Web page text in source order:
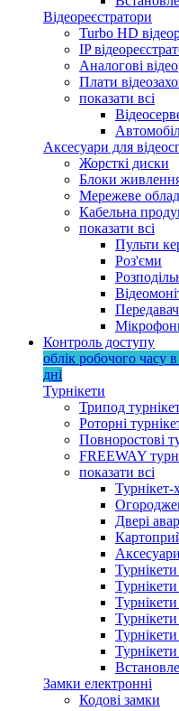
Відеореєстратори
Turbo HD
IP
Аналогові
Плати
показати всі
Аксесуари для
Жорсткі диски
Блоки
Мережеве
Кабельна
показати всі
Пульти
Роз'єми
Контроль доступу
облік робочого часу в
дні
Турнікети
Трипод
Роторні
Повноростові
FREEWAY
показати всі
Турнікет-
Двері
Замки електронні
Кодові замки